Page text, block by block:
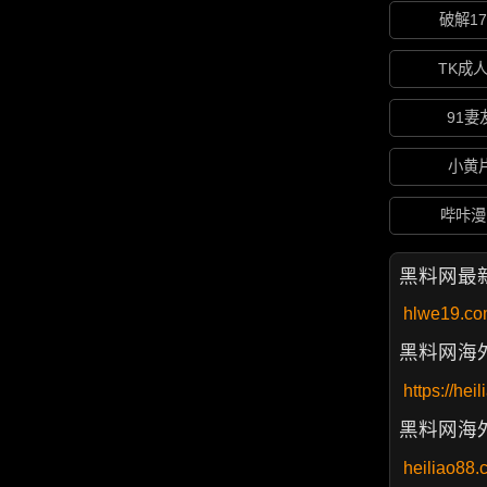
破解
TK成
91妻
小黄
哔咔
黑料网最
黑料网海
https://
黑料网海